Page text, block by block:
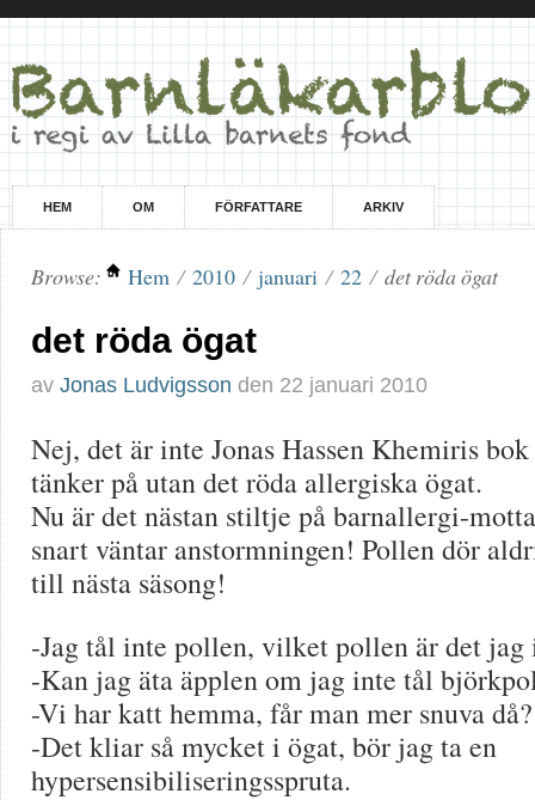
HEM OM FÖRFATTARE ARKIV
Browse: Hem / 2010 / januari / 22 / det röda ögat
det röda ögat
av Jonas Ludvigsson den 22 januari 2010
Nej, det är inte Jonas Hassen Khemiris
tänker på utan det röda allergiska ögat.
Nu är det nästan stiltje på barnallergi-
snart väntar anstormningen! Pollen dör
till nästa säsong!
-Jag tål inte pollen, vilket pollen är det jag
-Kan jag äta äpplen om jag inte tål
-Vi har katt hemma, får man mer snuva då?
-Det kliar så mycket i ögat, bör jag ta en
hypersensibiliseringsspruta.